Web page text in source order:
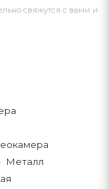
свяжутся с вами и
Металл